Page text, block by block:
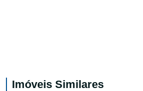
Imóveis Similares